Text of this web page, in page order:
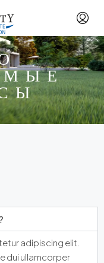
adipiscing elit.
dui ullamcorper